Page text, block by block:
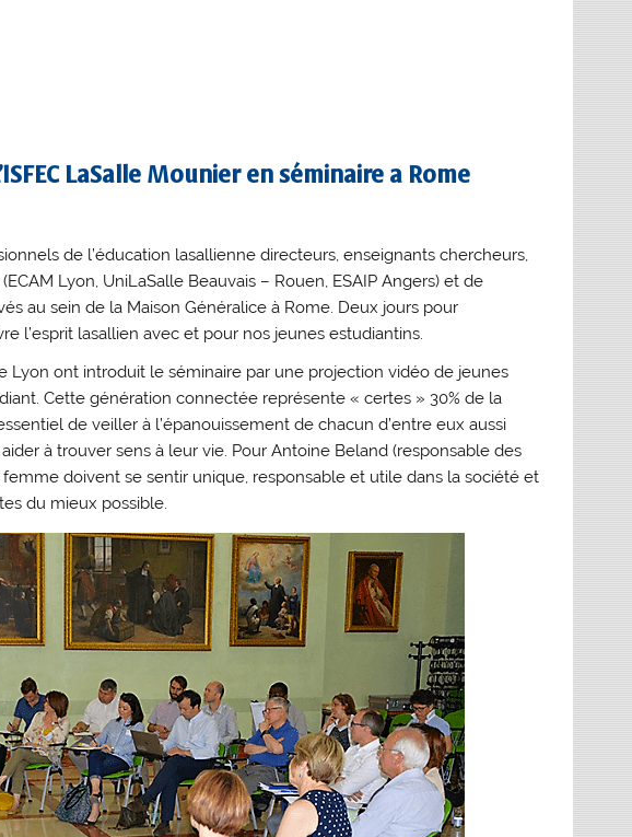
LaSalle Mounier en séminaire a Rome
de l’éducation lasallienne directeurs, enseignants chercheurs,
Lyon, UniLaSalle Beauvais – Rouen, ESAIP Angers) et de
au sein de la Maison Généralice à Rome. Deux jours pour
l’esprit lasallien avec et pour nos jeunes estudiantins.
Lyon ont introduit le séminaire par une projection vidéo de jeunes
Cette génération connectée représente « certes » 30% de la
de veiller à l’épanouissement de chacun d’entre eux aussi
à trouver sens à leur vie. Pour Antoine Beland (responsable des
doivent se sentir unique, responsable et utile dans la société et
du mieux possible.